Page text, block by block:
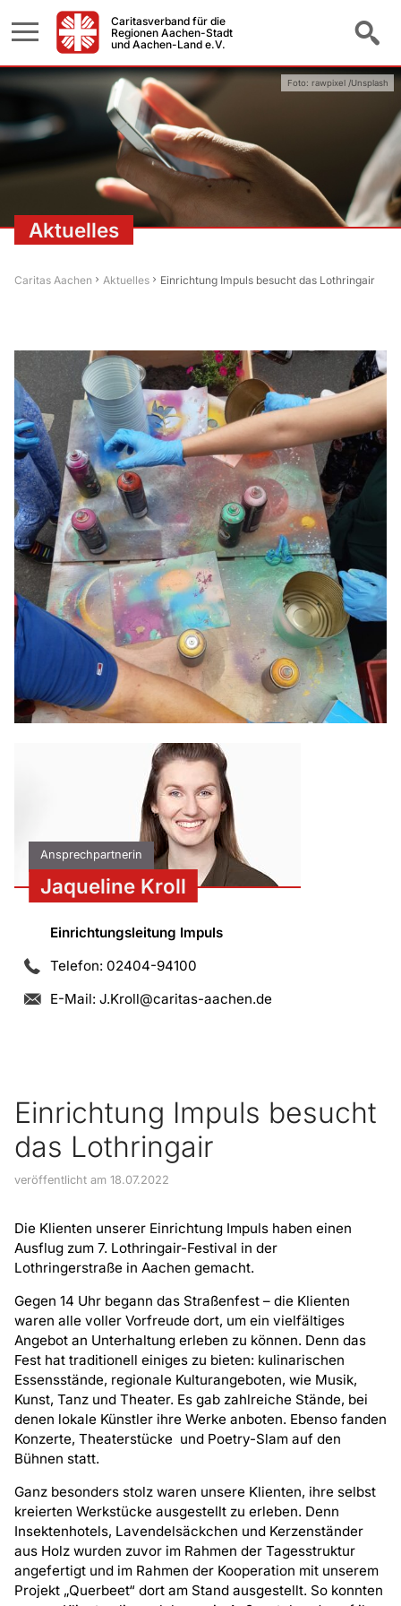
Caritasverband für die
Regionen Aachen-Stadt
und Aachen-Land e.V.
Aktuelles
Foto: rawpixel /Unsplash
Caritas Aachen Aktuelles Einrichtung Impuls besucht das Lothringair
Einrichtung Impuls besucht
das Lothringair
veröffentlicht am 18.07.2022
Die Klienten unserer Einrichtung Impuls haben einen
Ausflug zum 7. Lothringair-Festival in der
Lothringerstraße in Aachen gemacht.
Gegen 14 Uhr begann das Straßenfest – die Klienten
waren alle voller Vorfreude dort, um ein vielfältiges
Angebot an Unterhaltung erleben zu können. Denn das
Fest hat traditionell einiges zu bieten: kulinarischen
Essensstände, regionale Kulturangeboten, wie Musik,
Kunst, Tanz und Theater. Es gab zahlreiche Stände, bei
denen lokale Künstler ihre Werke anboten. Ebenso fanden
Konzerte, Theaterstücke und Poetry-Slam auf den
Bühnen statt.
Ganz besonders stolz waren unsere Klienten, ihre selbst
kreierten Werkstücke ausgestellt zu erleben. Denn
Insektenhotels, Lavendelsäckchen und Kerzenständer
aus Holz wurden zuvor im Rahmen der Tagesstruktur
angefertigt und im Rahmen der Kooperation mit unserem
Projekt „Querbeet“ dort am Stand ausgestellt. So konnten
Ansprechpartnerin
Jaqueline Kroll
Einrichtungsleitung Impuls
Telefon: 02404-94100
E-Mail: J.Kroll@caritas-aachen.de